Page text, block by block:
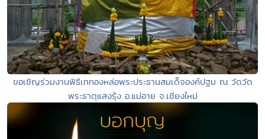
ขอเชิญร่วมงานพิธีเททองหล่อพระประธานสมเด็จองค์ปฐม ณ วัดวัด
พระธาตุแสงรุ้ง อ.แม่อาย จ.เชียงใหม่